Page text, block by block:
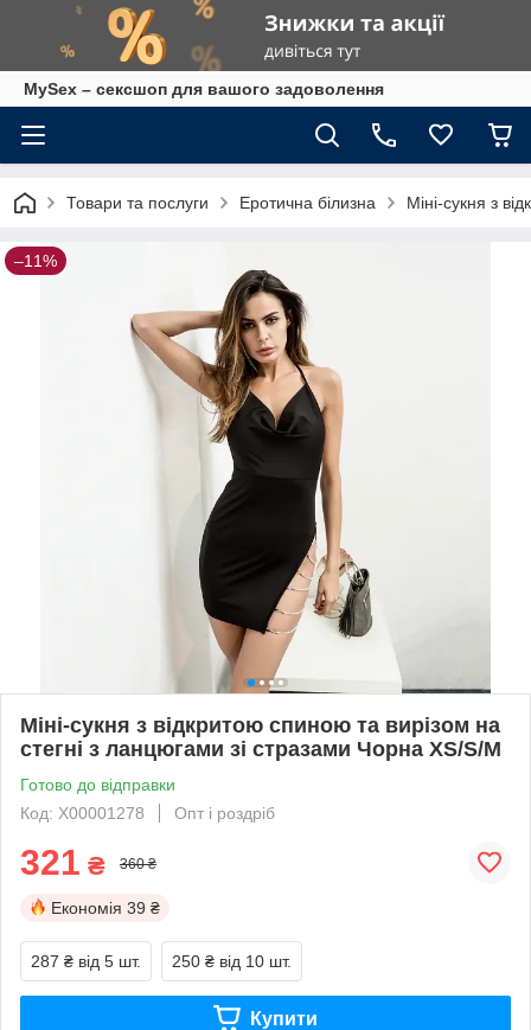
MySex – сексшоп для вашого задоволення
Товари та послуги Еротична білизна Міні-сукня з
–11%
Міні-сукня з відкритою спиною та вирізом на
стегні з ланцюгами зі стразами Чорна XS/S/M
Готово до відправки
Код: X00001278
Опт і роздріб
321 ₴ 360 ₴
Економія 39 ₴
287 ₴ від 5 шт. 250 ₴ від 10 шт.
Купити